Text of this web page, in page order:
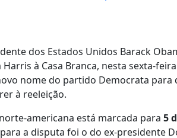
dos Estados Unidos Barack
Harris à Casa Branca, nesta sexta-
nome do partido Democrata
à reeleição.
americana está marcada para 5
a disputa foi o do ex-presidente